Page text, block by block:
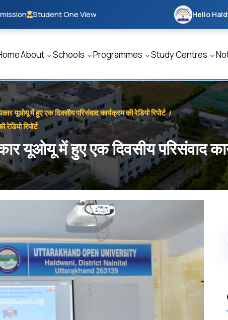
Student One View Hello
About Schools Programmes Study Centres
यूओयू में हुए एक दिवसीय परिसंवाद कार्यक्रम की रेडियो रिपोर्ट/
रिपोर्ट
यूओयू में हुए एक दिवसीय परिसंवाद